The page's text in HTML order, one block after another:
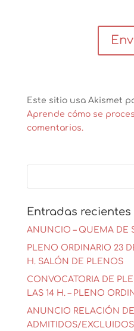
Este sitio usa Akismet
Aprende cómo se
comentarios.
Entradas recientes
ANUNCIO – QUEMA DE
PLENO ORDINARIO 23
H. SALÓN DE PLENOS
CONVOCATORIA DE
LAS 14 H. – PLENO
ANUNCIO RELACIÓN DE
ADMITIDOS/